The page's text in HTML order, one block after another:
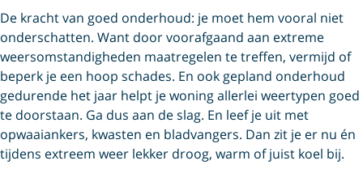
De kracht van goed onderhoud: je moet hem vooral niet
onderschatten. Want door voorafgaand aan extreme
weersomstandigheden maatregelen te treffen, vermijd of
beperk je een hoop schades. En ook gepland onderhoud
gedurende het jaar helpt je woning allerlei weertypen goed
te doorstaan. Ga dus aan de slag. En leef je uit met
opwaaiankers, kwasten en bladvangers. Dan zit je er nu én
tijdens extreem weer lekker droog, warm of juist koel bij.